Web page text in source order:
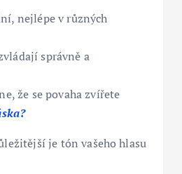
nejlépe v různých
správně a
že se povaha zvířete
je tón vašeho hlasu